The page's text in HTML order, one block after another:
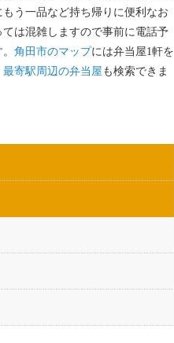
う一品など持ち帰りに便利なお
は混雑しますので事前に電話予
角田市のマップには弁当屋1軒を
最寄駅周辺の弁当屋 も検索できま